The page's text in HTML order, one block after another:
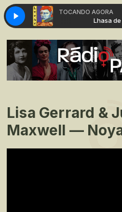
TOCANDO AGORA
- El Payande Lhasa de
Lisa Gerrard &
Maxwell —